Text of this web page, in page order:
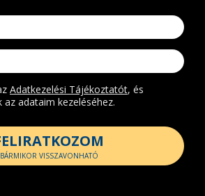
Adatkezelési Tájékoztatót, és
az adataim kezeléséhez.
BÁRMIKOR VISSZAVONHATÓ